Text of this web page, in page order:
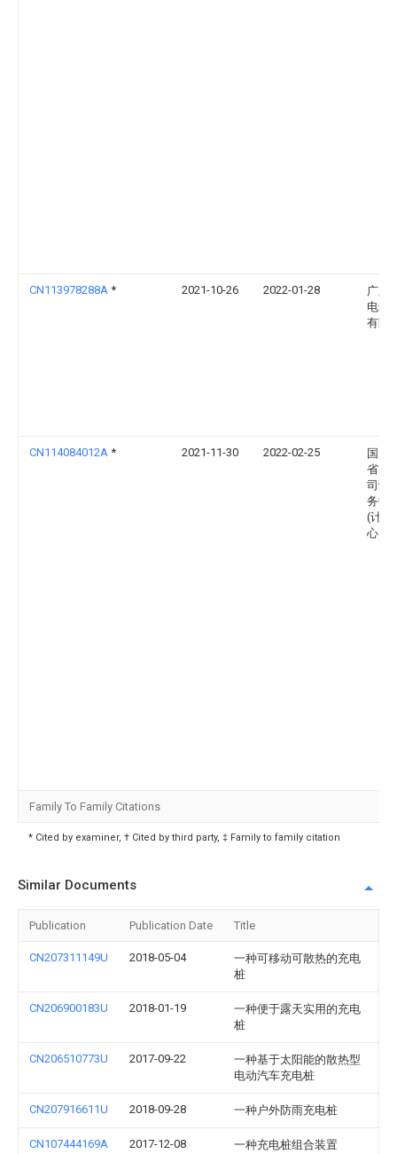
CN113978288A * 2021-10-26 2022-01-28
广东
电气
有限
CN114084012A * 2021-11-30 2022-02-25
国网
省电
司营
务中
(计量
心)
Family To Family Citations
* Cited by examiner, † Cited by third party, ‡ Family to family citation
Similar Documents
Publication Publication Date Title
CN207311149U 2018-05-04
一种可移动可散热的充电
桩
CN206900183U 2018-01-19
一种便于露天实用的充电
桩
CN206510773U 2017-09-22
一种基于太阳能的散热型
电动汽车充电桩
CN207916611U 2018-09-28 一种户外防雨充电桩
CN107444169A 2017-12-08 一种充电桩组合装置